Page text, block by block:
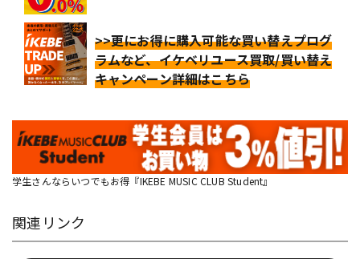
>>更にお得に購入可能な買い替えプログ
ラムなど、イケベリユース買取/買い替え
キャンペーン詳細はこちら
学生さんならいつでもお得『IKEBE MUSIC CLUB Student』
関連リンク